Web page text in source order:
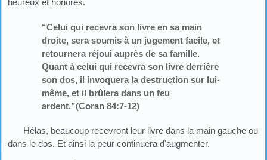
heureux et honorés.
“Celui qui recevra son livre en sa main
droite, sera soumis à un jugement facile, et
retournera réjoui auprès de sa famille.
Quant à celui qui recevra son livre derrière
son dos, il invoquera la destruction sur lui-
même, et il brûlera dans un feu
ardent.”(Coran 84:7-12)
Hélas, beaucoup recevront leur livre dans la main gauche ou
dans le dos. Et ainsi la peur continuera d'augmenter.